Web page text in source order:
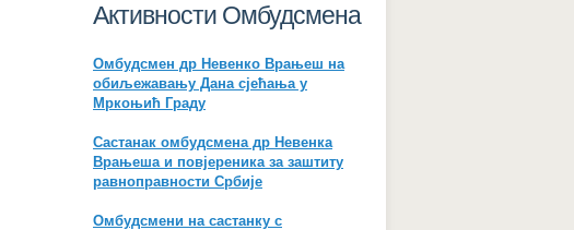
Активности Омбудсмена
Омбудсмен др Невенко Врањеш на
обиљежавању Дана сјећања у
Мркоњић Граду
Састанак омбудсмена др Невенка
Врањеша и повјереника за заштиту
равноправности Србије
Омбудсмени на састанку с